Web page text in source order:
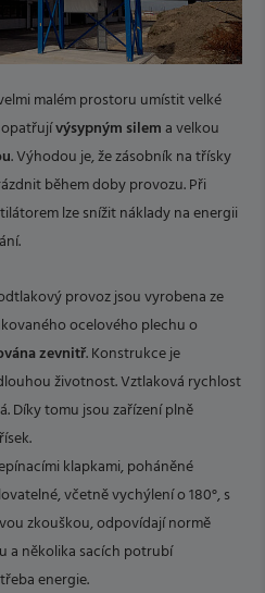
malém prostoru umístit velké
výsypným silema velkou
. Výhodou je, že zásobník na třísky
během doby provozu. Při
lze snížit náklady na energii
provoz jsou vyrobena ze
ocelového plechu o
zevnitř. Konstrukce je
životnost. Vztlaková rychlost
Díky tomu jsou zařízení plně
klapkami, poháněné
včetně vychýlení o 180°, s
zkouškou, odpovídají normě
a několika sacích potrubí
energie.